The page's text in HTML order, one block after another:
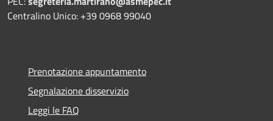
Centralino Unico: +39 0968 99040
Prenotazione appuntamento
Segnalazione disservizio
Leggi le FAQ